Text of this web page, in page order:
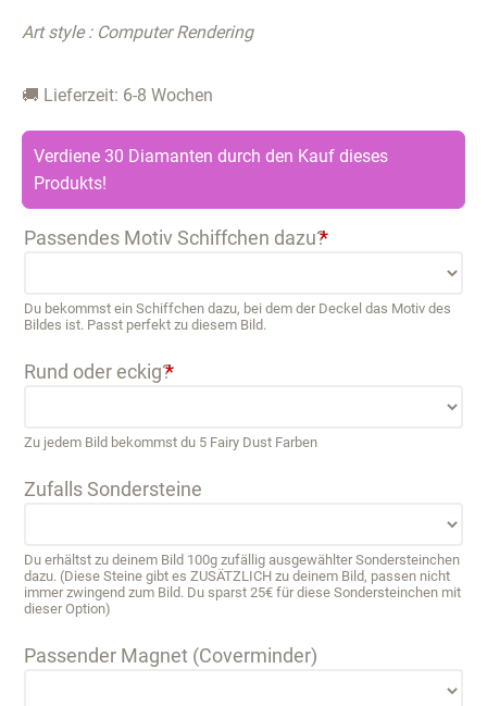
Art style : Computer Rendering
🚚 Lieferzeit: 6-8 Wochen
Verdiene 30 Diamanten durch den Kauf dieses
Produkts!
Passendes Motiv Schiffchen dazu?*
Du bekommst ein Schiffchen dazu, bei dem der Deckel das Motiv des
Bildes ist. Passt perfekt zu diesem Bild.
Rund oder eckig?*
Zu jedem Bild bekommst du 5 Fairy Dust Farben
Zufalls Sondersteine
Du erhältst zu deinem Bild 100g zufällig ausgewählter Sondersteinchen
dazu. (Diese Steine gibt es ZUSÄTZLICH zu deinem Bild, passen nicht
immer zwingend zum Bild. Du sparst 25€ für diese Sondersteinchen mit
dieser Option)
Passender Magnet (Coverminder)